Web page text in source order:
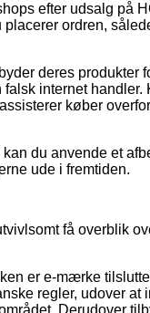
efter udsalg på
ordren,
deres produkter
internet handler.
køber
du anvende et
ude i fremtiden.
få overblik
er e-mærke
regler, udover at